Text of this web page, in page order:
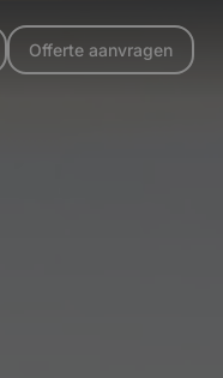
Offerte aanvragen